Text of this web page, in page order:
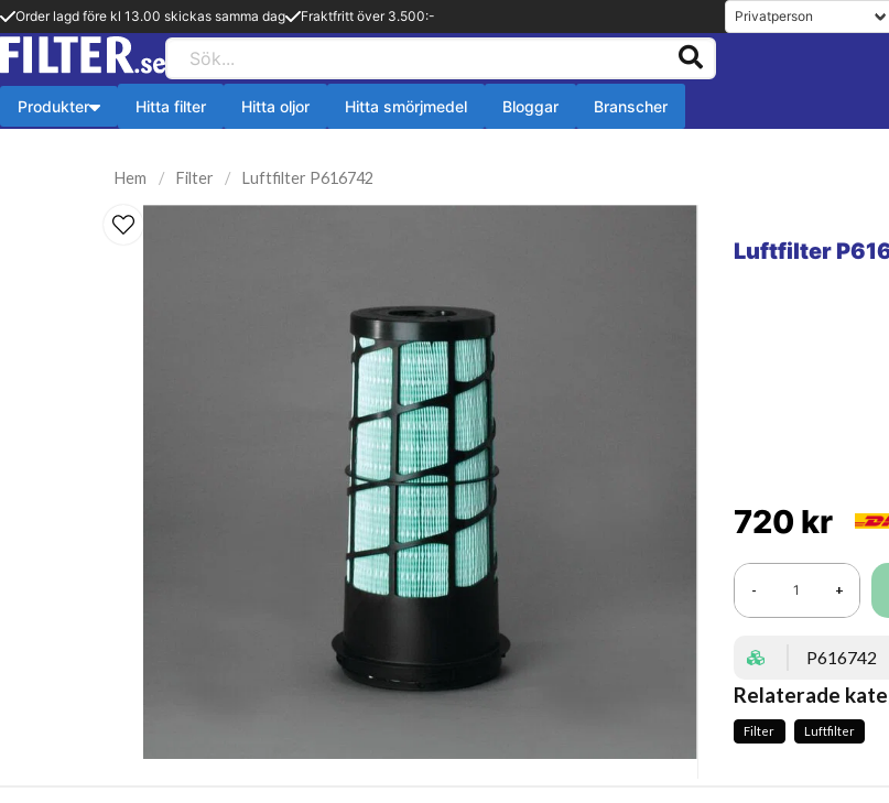
Order lagd före kl 13.00 skickas samma dag Fraktfritt över 3.500:-
Produkter Hitta filter Hitta oljor Hitta smörjmedel Bloggar Branscher
Hem Filter Luftfilter P616742
Luftfilter
720 kr
- +
P616742
Relaterade
Filter Luftfilter